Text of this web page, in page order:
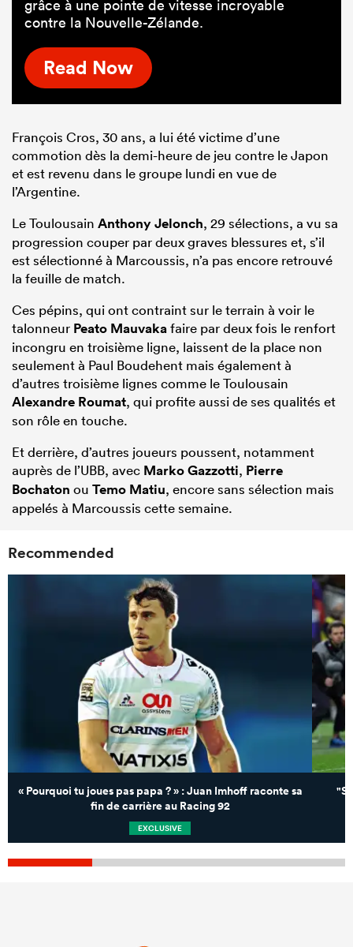
grâce à une pointe de vitesse incroyable
contre la Nouvelle-Zélande.
Read Now
François Cros, 30 ans, a lui été victime d’une
commotion dès la demi-heure de jeu contre le Japon
et est revenu dans le groupe lundi en vue de
l’Argentine.
Le Toulousain Anthony Jelonch, 29 sélections, a vu sa
progression couper par deux graves blessures et, s’il
est sélectionné à Marcoussis, n’a pas encore retrouvé
la feuille de match.
Ces pépins, qui ont contraint sur le terrain à voir le
talonneur Peato Mauvakafaire par deux fois le renfort
incongru en troisième ligne, laissent de la place non
seulement à Paul Boudehent mais également à
d’autres troisième lignes comme le Toulousain
Alexandre Roumat, qui profite aussi de ses qualités et
son rôle en touche.
Et derrière, d’autres joueurs poussent, notamment
auprès de l’UBB, avec Marko Gazzotti, Pierre
Bochaton ou Temo Matiu, encore sans sélection mais
appelés à Marcoussis cette semaine.
Recommended
« Pourquoi tu joues pas papa ? » : Juan Imhoff raconte sa
fin de carrière au Racing 92
EXCLUSIVE